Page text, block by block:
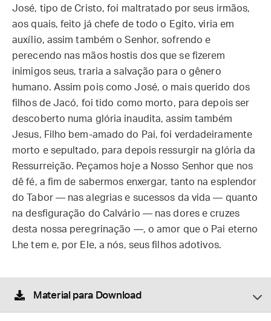
José, tipo de Cristo, foi maltratado por seus irmãos,
aos quais, feito já chefe de todo o Egito, viria em
auxílio, assim também o Senhor, sofrendo e
perecendo nas mãos hostis dos que se fizerem
inimigos seus, traria a salvação para o gênero
humano. Assim pois como José, o mais querido dos
filhos de Jacó, foi tido como morto, para depois ser
descoberto numa glória inaudita, assim também
Jesus, Filho bem-amado do Pai, foi verdadeiramente
morto e sepultado, para depois ressurgir na glória da
Ressurreição. Peçamos hoje a Nosso Senhor que nos
dê fé, a fim de sabermos enxergar, tanto na esplendor
do Tabor — nas alegrias e sucessos da vida — quanto
na desfiguração do Calvário — nas dores e cruzes
desta nossa peregrinação —, o amor que o Pai eterno
Lhe tem e, por Ele, a nós, seus filhos adotivos.
Material para Download